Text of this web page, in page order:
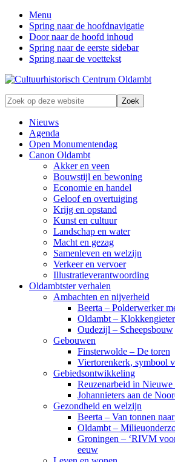
Menu
Spring naar de hoofdnavigatie
Door naar de hoofd inhoud
Spring naar de eerste sidebar
Spring naar de voettekst
Zonder
verleden
geen
toekomst
Zoek
op
deze
website
Nieuws
Agenda
Open Monumentendag
Canon Oldambt
Akker en veen
Bouwstijl en bewoning
Economie en handel
Geloof en overtuiging
Krijg en opstand
Kunst en cultuur
Landschap en water
Macht en gezag
Samenleven en welzijn
Verkeer en vervoer
Illustratieverantwoording
Oldambtster verhalen
Ambachten en nijverheid
Beerta – Polderwerker
Oldambt –
Oudezijl – Scheepsbouw
Gebouwen
Finsterwolde – De toren
Viertorenkerk, symbool
Gebiedsontwikkeling
Reuzenarbeid in Nieuwe
Johannieters aan de
Gezondheid en welzijn
Beerta – Van tonnen
Oldambt –
Groningen – ‘RIVM
eeuw